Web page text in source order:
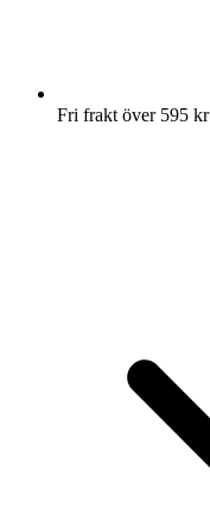
Fri frakt över 595 kr